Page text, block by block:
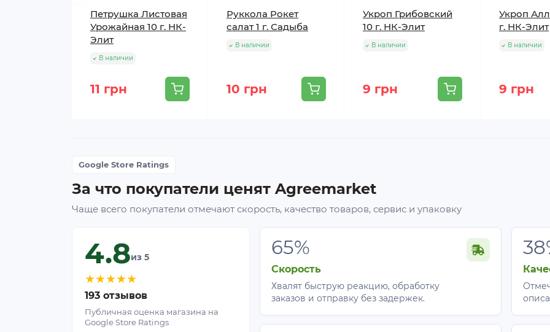
Петрушка Листовая
Урожайная 10 г. НК-
Элит
В наличии
11 грн
Руккола Рокет
салат 1 г. Садыба
В наличии
10 грн
Укроп Грибовский
10 г. НК-Элит
В наличии
9 грн
Укроп
г. НК-Элит
В наличии
9 грн
Google Store Ratings
За что покупатели ценят Agreemarket
Чаще всего покупатели отмечают скорость, качество товаров, сервис и упаковку
4.8из 5
★★★★★
193 отзывов
Публичная оценка магазина на
Google Store Ratings
65%
Скорость
Хвалят быструю реакцию, обработку
заказов и отправку без задержек.